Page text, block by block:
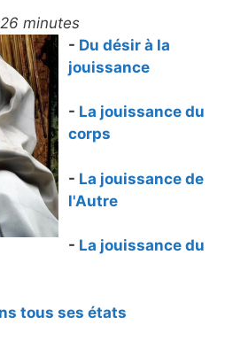
26 minutes
- Du désir à la
jouissance
- La jouissance du
corps
- La jouissance de
l'Autre
- La jouissance du
tous ses états